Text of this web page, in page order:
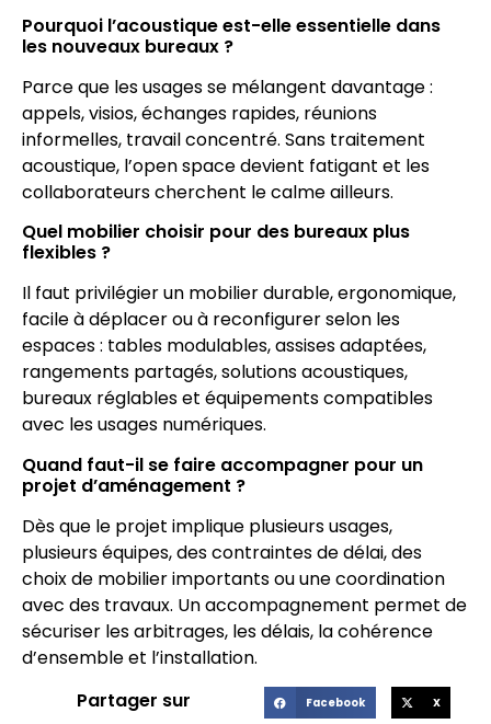
Pourquoi l’acoustique est-elle essentielle dans
les nouveaux bureaux ?
Parce que les usages se mélangent davantage :
appels, visios, échanges rapides, réunions
informelles, travail concentré. Sans traitement
acoustique, l’open space devient fatigant et les
collaborateurs cherchent le calme ailleurs.
Quel mobilier choisir pour des bureaux plus
flexibles ?
Il faut privilégier un mobilier durable, ergonomique,
facile à déplacer ou à reconfigurer selon les
espaces : tables modulables, assises adaptées,
rangements partagés, solutions acoustiques,
bureaux réglables et équipements compatibles
avec les usages numériques.
Quand faut-il se faire accompagner pour un
projet d’aménagement ?
Dès que le projet implique plusieurs usages,
plusieurs équipes, des contraintes de délai, des
choix de mobilier importants ou une coordination
avec des travaux. Un accompagnement permet de
sécuriser les arbitrages, les délais, la cohérence
d’ensemble et l’installation.
Partager sur
Facebook X